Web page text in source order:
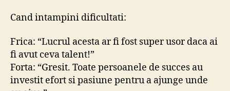
Cand intampini dificultati:
Frica: “Lucrul acesta ar fi fost super usor daca ai
fi avut ceva talent!”
Forta: “Gresit. Toate persoanele de succes au
investit efort si pasiune pentru a ajunge unde